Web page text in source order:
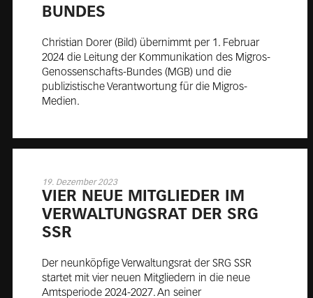
BUN­DES
Christian Dorer (Bild) übernimmt per 1. Februar
2024 die Leitung der Kommunikation des Migros-
Genossenschafts-Bundes (MGB) und die
publizistische Verantwortung für die Migros-
Medien.
19. Dezember 2023
VIER NEUE MIT­GLIE­DER IM
VER­WAL­TUNGS­RAT DER SRG
SSR
Der neunköpfige Verwaltungsrat der SRG SSR
startet mit vier neuen Mitgliedern in die neue
Amtsperiode 2024-2027. An seiner